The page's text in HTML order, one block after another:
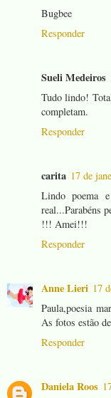
Bugbee
Responder
Sueli Medeiros
Tudo lindo!
completam.
Responder
carita 17 de
Lindo poema
real...Parabéns
!!! Amei!!!
Responder
Anne Lieri 17
Paula,poesia
As fotos estão
Responder
Daniela Roos